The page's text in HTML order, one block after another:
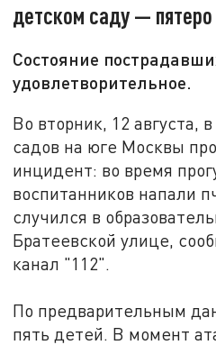
детском саду —
Состояние
удовлетворительное.
Во вторник, 12 августа,
садов на юге Москвы
инцидент: во время
воспитанников напали
случился в
Братеевской улице,
канал "112".
По предварительным
пять детей. В момент